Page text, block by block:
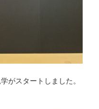
がスタートしました。